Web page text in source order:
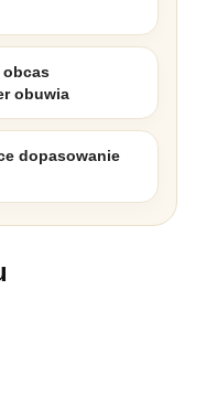
obcas
obuwia
dopasowanie